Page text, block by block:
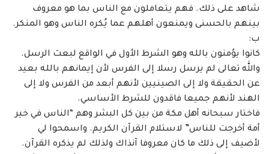
شاهد على ذلك. فهم ‏يتعاملون مع الناس بما هو معروف
بينهم بالحسنى ويمنعون أهلهم عما يُكره الناس وهو المنكر. ‏
ب: ‏
كانوا يؤمنون بالله وهو الشرط الأول في الواقع لبعث الرسل.
والله تعالى لم يرسل رسلا إلى ‏الفرس لأن إيمانهم بالله بعيد
عن الحقيقة ولا إلى الصينيين لأنهم أبعد من الفرس ولا إلى
الهند لأنهم ‏جميعا فاقدون للشرط الأساسي. ‏
فاختار سبحانه أهل مكة من بين كل البشر وهم “الناس في خير
أمة أخرجت للناس” ‏لاستلام القرآن الكريم. واسمحوا لي
لأضيف إلى ذلك ما كان معروفا آنذاك ولذلك لم يذكره القرآن.